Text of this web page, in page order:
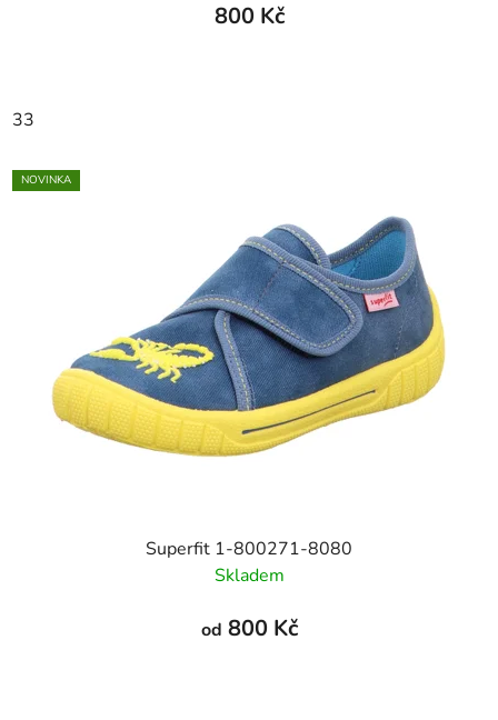
800 Kč
33
NOVINKA
Superfit 1-800271-8080
Skladem
od 800 Kč